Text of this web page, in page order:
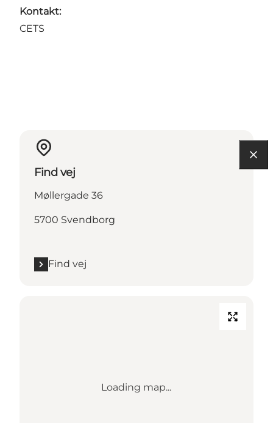
Kontakt:
CETS
Find vej
Møllergade 36
5700 Svendborg
Find vej
Loading map...